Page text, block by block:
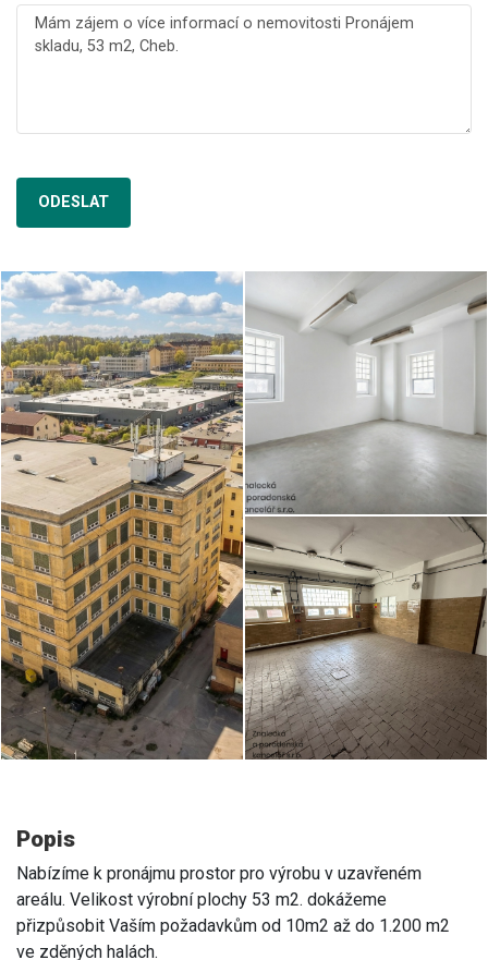
ODESLAT
Popis
Nabízíme k pronájmu prostor pro výrobu v uzavřeném
areálu. Velikost výrobní plochy 53 m2. dokážeme
přizpůsobit Vaším požadavkům od 10m2 až do 1.200 m2
ve zděných halách.